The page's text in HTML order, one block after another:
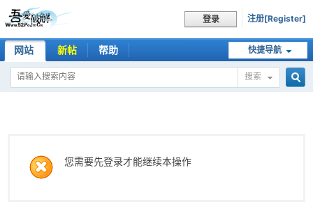
登录 注册[Register]
快捷导航
网站 新帖 帮助
搜索
您需要先登录才能继续本操作